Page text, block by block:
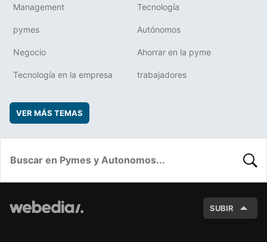
Management Tecnología
pymes Autónomos
Negocio Ahorrar en la pyme
Tecnología en la empresa trabajadores
VER MÁS TEMAS
SUBIR